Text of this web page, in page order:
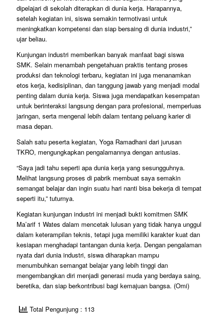
dipelajari di sekolah diterapkan di dunia kerja. Harapannya,
setelah kegiatan ini, siswa semakin termotivasi untuk
meningkatkan kompetensi dan siap bersaing di dunia industri,”
ujar beliau.
Kunjungan industri memberikan banyak manfaat bagi siswa
SMK. Selain menambah pengetahuan praktis tentang proses
produksi dan teknologi terbaru, kegiatan ini juga menanamkan
etos kerja, kedisiplinan, dan tanggung jawab yang menjadi modal
penting dalam dunia kerja. Siswa juga mendapatkan kesempatan
untuk berinteraksi langsung dengan para profesional, memperluas
jaringan, serta mengenal lebih dalam tentang peluang karier di
masa depan.
Salah satu peserta kegiatan, Yoga Ramadhani dari jurusan
TKRO, mengungkapkan pengalamannya dengan antusias.
“Saya jadi tahu seperti apa dunia kerja yang sesungguhnya.
Melihat langsung proses di pabrik membuat saya semakin
semangat belajar dan ingin suatu hari nanti bisa bekerja di tempat
seperti itu,” tuturnya.
Kegiatan kunjungan industri ini menjadi bukti komitmen SMK
Ma’arif 1 Wates dalam mencetak lulusan yang tidak hanya unggul
dalam keterampilan teknis, tetapi juga memiliki karakter kuat dan
kesiapan menghadapi tantangan dunia kerja. Dengan pengalaman
nyata dari dunia industri, siswa diharapkan mampu
menumbuhkan semangat belajar yang lebih tinggi dan
mengembangkan diri menjadi generasi muda yang berdaya saing,
beretika, dan siap berkontribusi bagi kemajuan bangsa. (Omi)
Total Pengunjung : 113